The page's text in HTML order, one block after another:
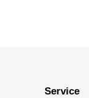
Service